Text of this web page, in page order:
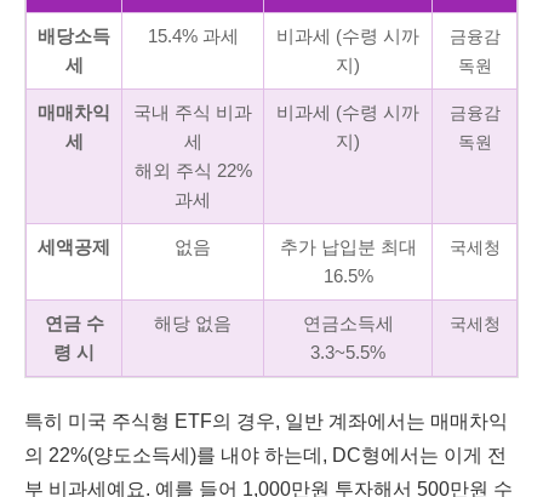
배당소득
세
15.4% 과세
비과세 (수령 시까
지)
금융감
독원
매매차익
세
국내 주식 비과
세
해외 주식 22%
과세
비과세 (수령 시까
지)
금융감
독원
세액공제 없음
추가 납입분 최대
16.5%
국세청
연금 수
령 시
해당 없음
연금소득세
3.3~5.5%
국세청
특히 미국 주식형 ETF의 경우, 일반 계좌에서는 매매차익
의 22%(양도소득세)를 내야 하는데, DC형에서는 이게 전
부 비과세예요. 예를 들어 1,000만원 투자해서 500만원 수